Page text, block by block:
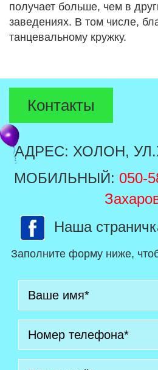
получает больше, чем в
заведениях. В том числе,
танцевальному кружку.
Контакты
АДРЕС: ХОЛОН,
МОБИЛЬНЫЙ: 050-
Наша
Заполните форму ниже,